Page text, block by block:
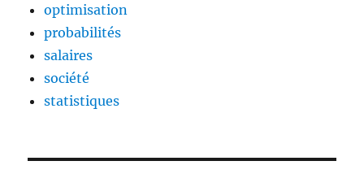
optimisation
probabilités
salaires
société
statistiques